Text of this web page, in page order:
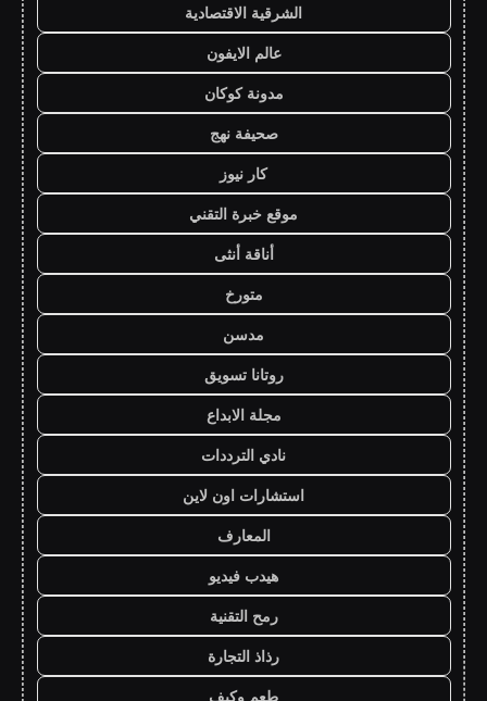
الشرقية الاقتصادية
عالم الايفون
مدونة كوكان
صحيفة نهج
كار نيوز
موقع خبرة التقني
أناقة أنثى
متورخ
مدسن
روتانا تسويق
مجلة الابداع
نادي الترددات
استشارات اون لاين
المعارف
هيدب فيديو
رمح التقنية
رذاذ التجارة
طعم وكيف